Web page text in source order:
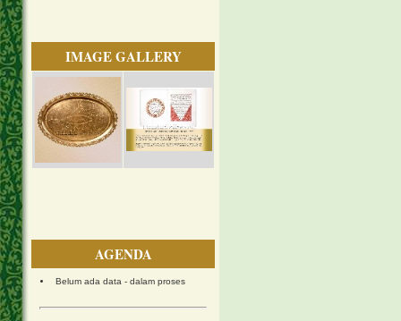
IMAGE GALLERY
AGENDA
Belum ada data - dalam proses